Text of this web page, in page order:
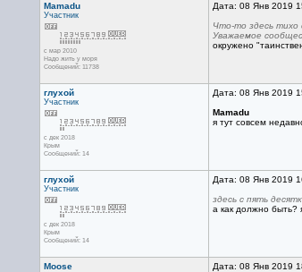
Mamadu
Участник
с мар 2010
Надо жить у моря
Сообщений: 11738
Дата: 08 Янв 2019
Что-то здесь тихо
Уважаемое
окружено
глухой
Участник
с дек 2018
Крым
Сообщений: 14
Дата: 08 Янв 2019
Mamadu
я тут совсем
глухой
Участник
с дек 2018
Крым
Сообщений: 14
Дата: 08 Янв 2019
здесь с пять
а как должно быть?
Moose Дата: 08 Янв 2019